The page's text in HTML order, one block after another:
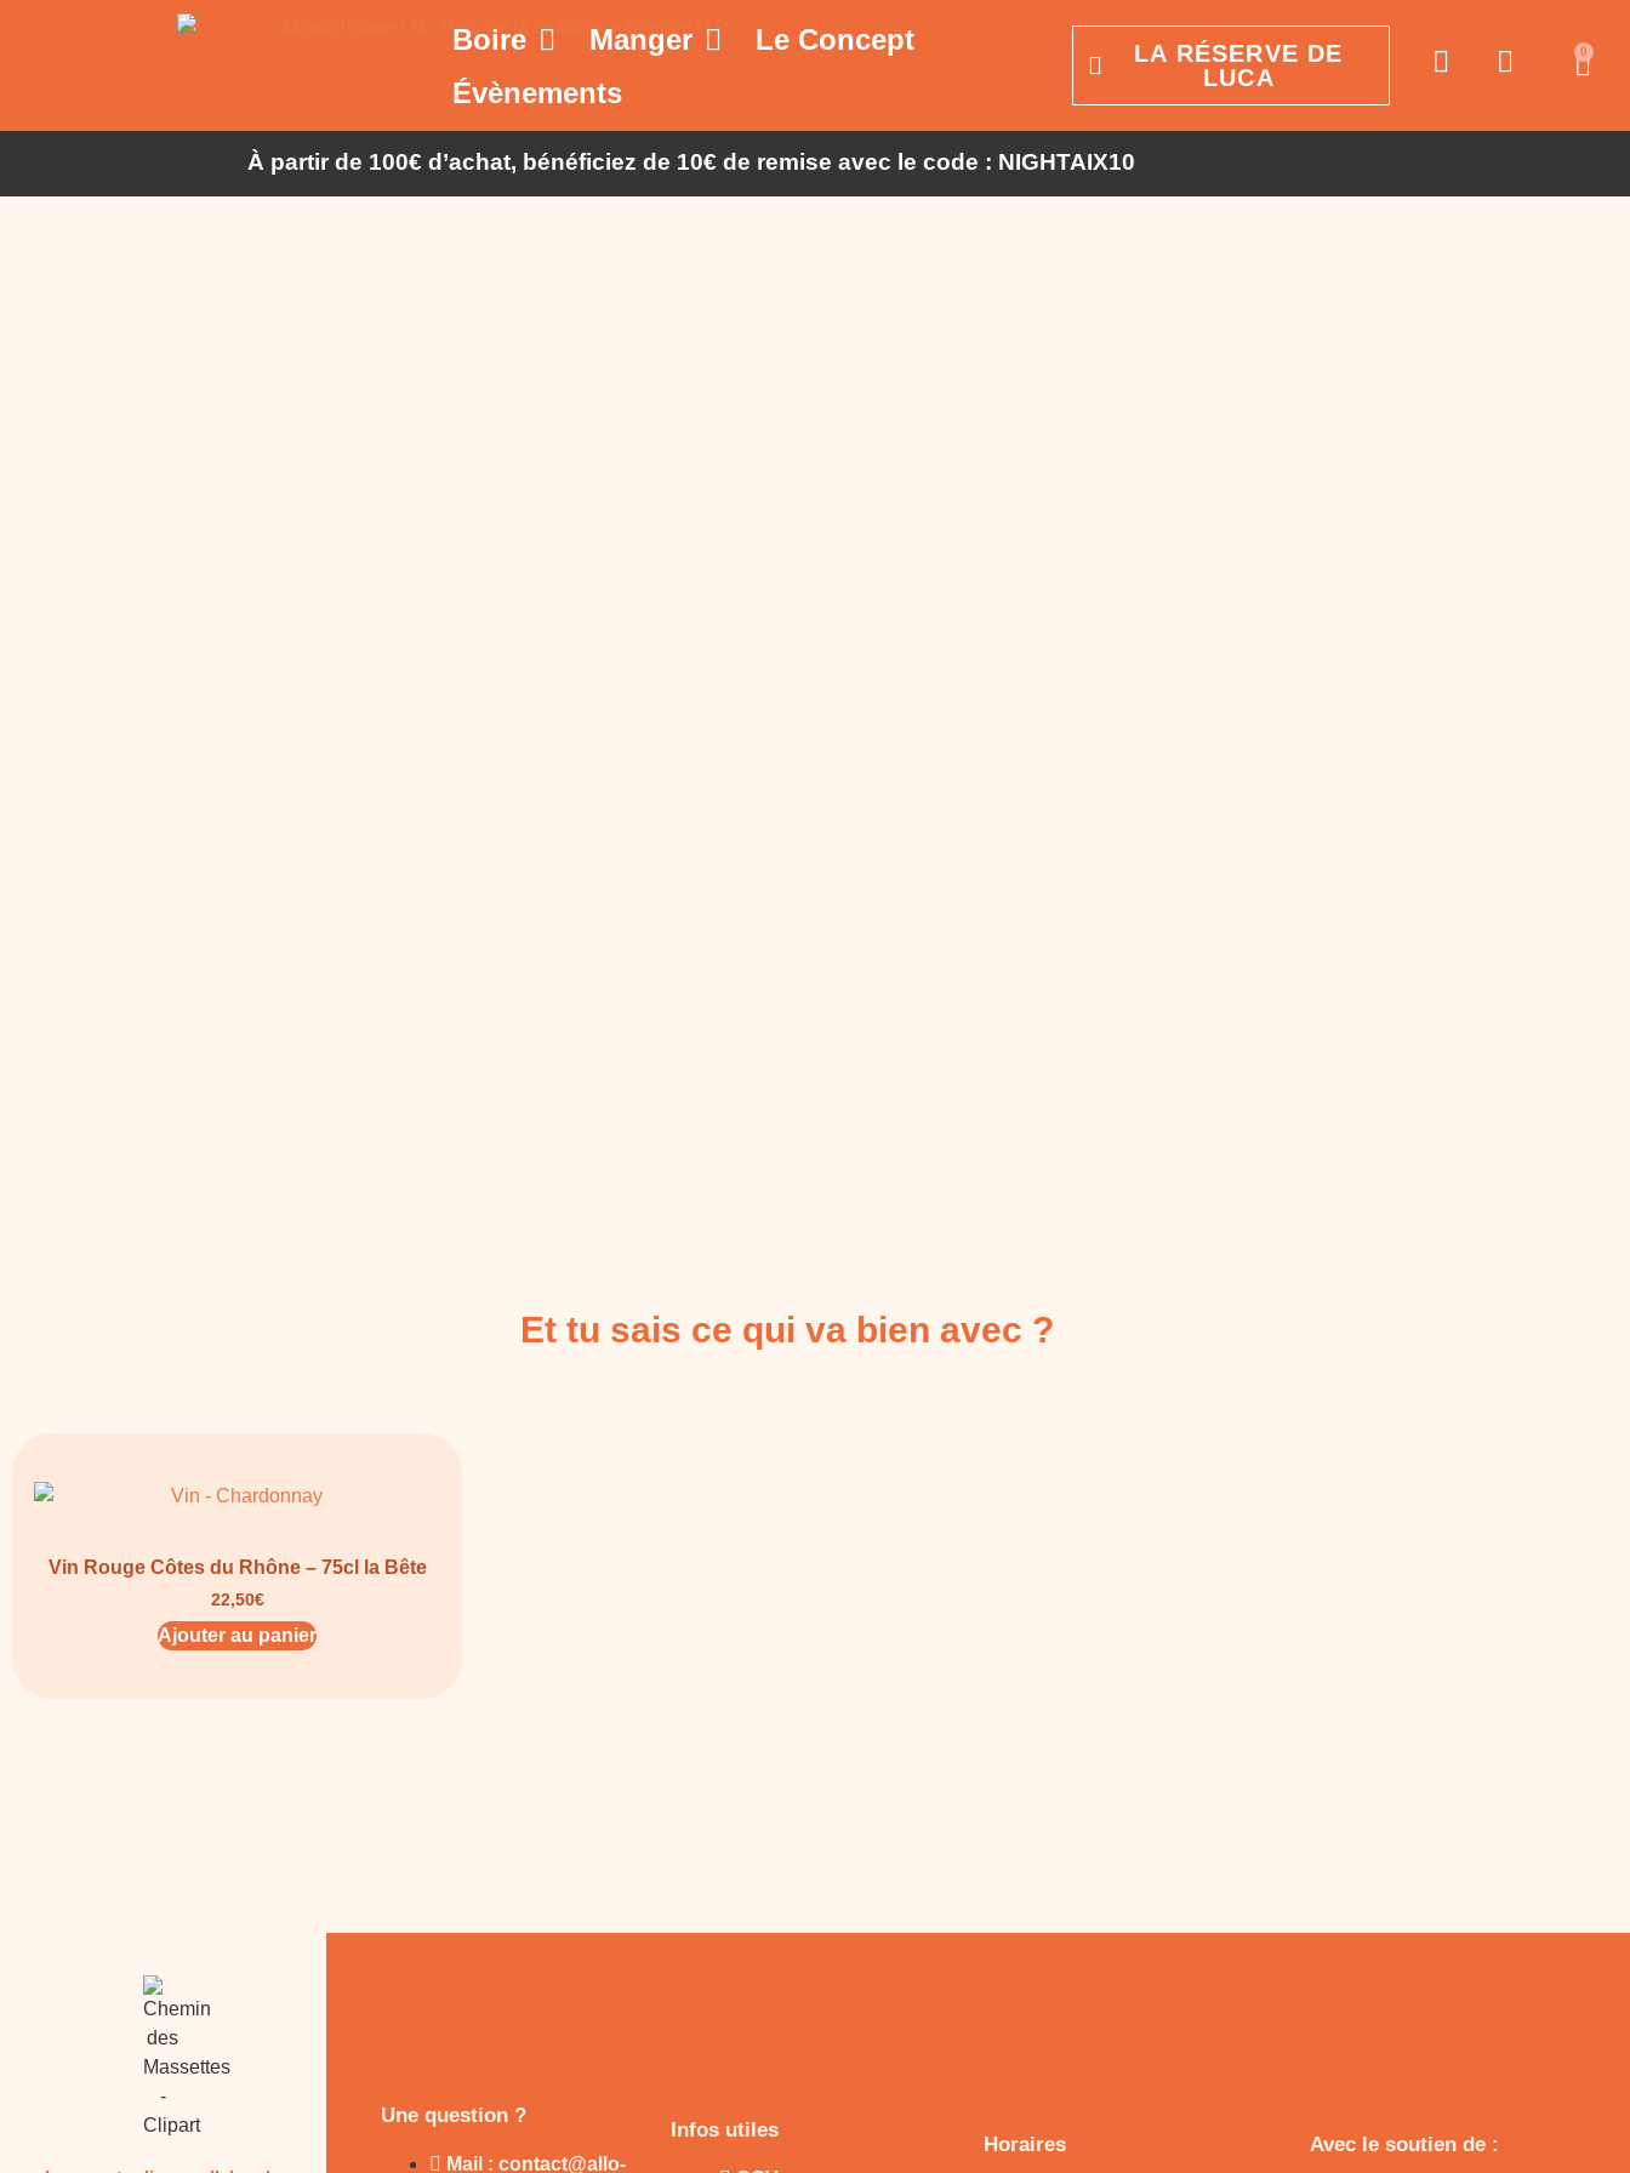
Boire Manger
Le Concept
Évènements
LA RÉSERVE DE
LUCA
0
À partir de 100€ d’achat, bénéficiez de 10€ de remise avec le code : NIGHTAIX10
Et tu sais ce qui va bien avec ?
Vin Rouge Côtes du Rhône – 75cl la Bête
22,50€
Ajouter au panier
Une question ?
Mail : contact@allo-
Infos utiles
Horaires Avec le soutien de :